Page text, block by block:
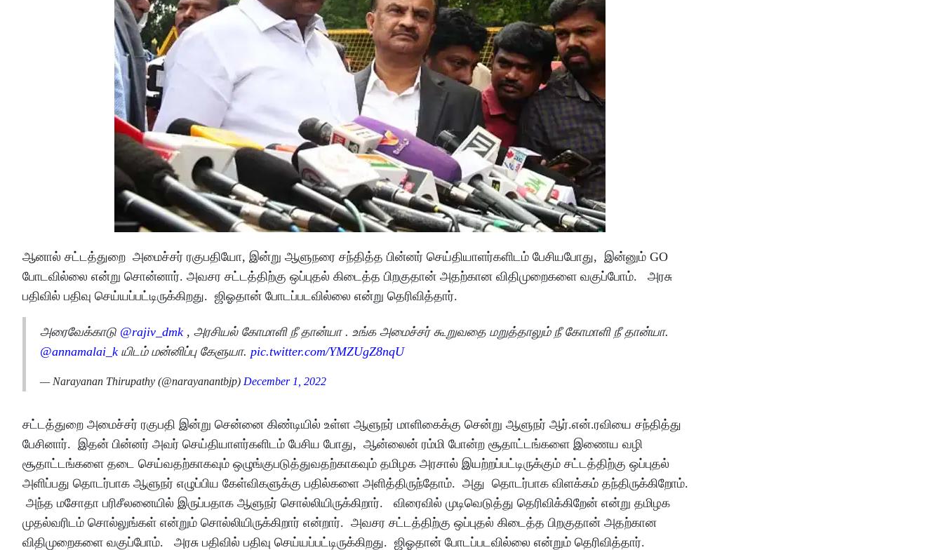
ஆனால் சட்டத்துறை அமைச்சர் ரகுபதியோ, இன்று ஆளுநரை சந்தித்த பின்னர் செய்தியாளர்களிடம் பேசியபோது, இன்னும் GO
போடவில்லை என்று சொன்னார். அவசர சட்டத்திற்கு ஒப்புதல் கிடைத்த பிறகுதான் அதற்கான விதிமுறைகளை வகுப்போம். அரசு
பதிவில் பதிவு செய்யப்பட்டிருக்கிறது. ஜிஓதான் போடப்படவில்லை என்று தெரிவித்தார்.
அரைவேக்காடு @rajiv_dmk , அரசியல் கோமாளி நீ தான்யா . உங்க அமைச்சர் கூறுவதை மறுத்தாலும் நீ கோமாளி நீ தான்யா.
@annamalai_k யிடம் மன்னிப்பு கேளுயா. pic.twitter.com/YMZUgZ8nqU
— Narayanan Thirupathy (@narayanantbjp) December 1, 2022
சட்டத்துறை அமைச்சர் ரகுபதி இன்று சென்னை கிண்டியில் உள்ள ஆளுநர் மாளிகைக்கு சென்று ஆளுநர் ஆர்.என்.ரவியை சந்தித்து
பேசினார். இதன் பின்னர் அவர் செய்தியாளர்களிடம் பேசிய போது, ஆன்லைன் ரம்மி போன்ற சூதாட்டங்களை இணைய வழி
சூதாட்டங்களை தடை செய்வதற்காகவும் ஒழுங்குபடுத்துவதற்காகவும் தமிழக அரசால் இயற்றப்பட்டிருக்கும் சட்டத்திற்கு ஒப்புதல்
அளிப்பது தொடர்பாக ஆளுநர் எழுப்பிய கேள்விகளுக்கு பதில்களை அளித்திருந்தோம். அது தொடர்பாக விளக்கம் தந்திருக்கிறோம்.
அந்த மசோதா பரிசீலனையில் இருப்பதாக ஆளுநர் சொல்லியிருக்கிறார். விரைவில் முடிவெடுத்து தெரிவிக்கிறேன் என்று தமிழக
முதல்வரிடம் சொல்லுங்கள் என்றும் சொல்லியிருக்கிறார் என்றார். அவசர சட்டத்திற்கு ஒப்புதல் கிடைத்த பிறகுதான் அதற்கான
விதிமுறைகளை வகுப்போம். அரசு பதிவில் பதிவு செய்யப்பட்டிருக்கிறது. ஜிஓதான் போடப்படவில்லை என்றும் தெரிவித்தார்.